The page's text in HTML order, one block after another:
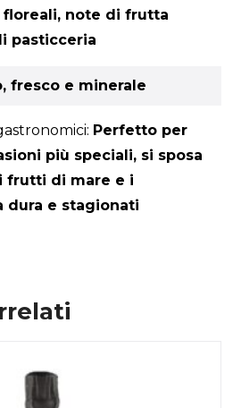
floreali, note di frutta
pasticceria
fresco e minerale
Perfetto per
più speciali, si sposa
frutti di mare e i
dura e stagionati